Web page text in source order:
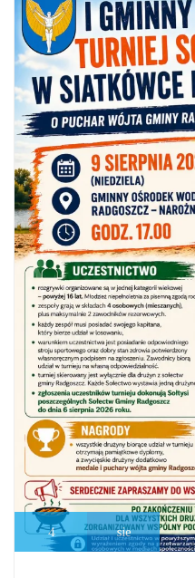
4 sie